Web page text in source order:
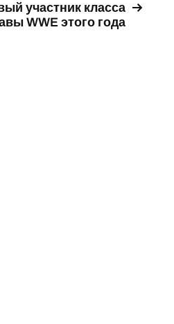
участник класса
WWE этого года